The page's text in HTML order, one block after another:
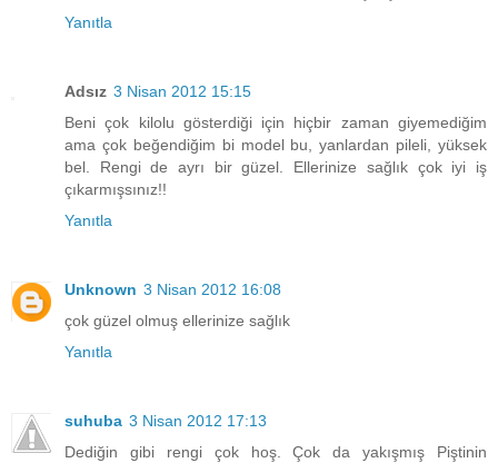
Yanıtla
Adsız 3 Nisan 2012 15:15
Beni çok kilolu gösterdiği için hiçbir zaman giyemediğim
ama çok beğendiğim bi model bu, yanlardan pileli, yüksek
bel. Rengi de ayrı bir güzel. Ellerinize sağlık çok iyi iş
çıkarmışsınız!!
Yanıtla
Unknown 3 Nisan 2012 16:08
çok güzel olmuş ellerinize sağlık
Yanıtla
suhuba 3 Nisan 2012 17:13
Dediğin gibi rengi çok hoş. Çok da yakışmış Piştinin